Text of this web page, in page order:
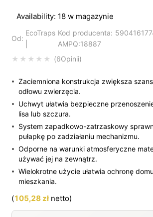
6Opinii
Availability: 18 w magazynie
Od:
EcoTraps Kod producenta:
AMPQ:18887
Zaciemniona konstrukcja zwiększa
odłowu zwierzęcia.
Uchwyt ułatwia bezpieczne
lisa lub szczura.
System zapadkowo-zatrzaskowy
pułapkę po zadziałaniu mechanizmu.
Odporne na warunki atmosferyczne
używać jej na zewnątrz.
Wielokrotne użycie ułatwia ochronę
mieszkania.
(105,28złnetto)